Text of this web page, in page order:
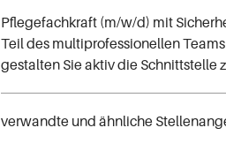
Pflegefachkraft (m/w/d) mit
Teil des multiprofessionellen
gestalten Sie aktiv die Schnittstelle
verwandte und ähnliche